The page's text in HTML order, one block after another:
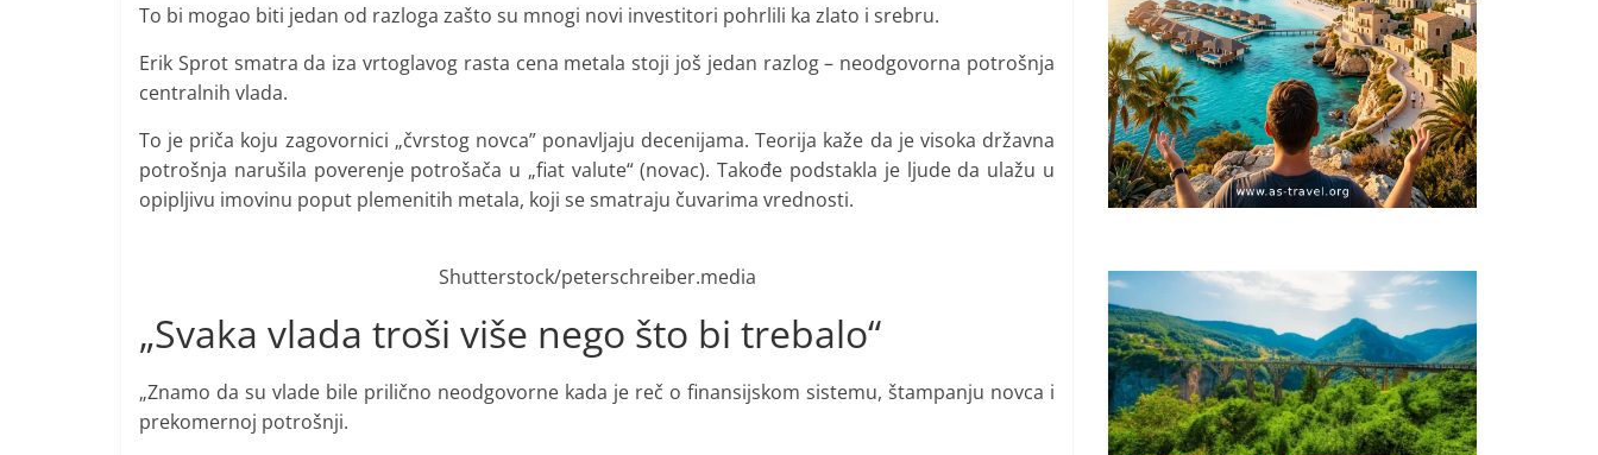
To bi mogao biti jedan od razloga zašto su mnogi novi investitori pohrlili ka zlato i srebru.
Erik Sprot smatra da iza vrtoglavog rasta cena metala stoji još jedan razlog – neodgovorna potrošnja
centralnih vlada.
To je priča koju zagovornici „čvrstog novca” ponavljaju decenijama. Teorija kaže da je visoka državna
potrošnja narušila poverenje potrošača u „fiat valute“ (novac). Takođe podstakla je ljude da ulažu u
opipljivu imovinu poput plemenitih metala, koji se smatraju čuvarima vrednosti.
Shutterstock/peterschreiber.media
„Svaka vlada troši više nego što bi trebalo“
„Znamo da su vlade bile prilično neodgovorne kada je reč o finansijskom sistemu, štampanju novca i
prekomernoj potrošnji.